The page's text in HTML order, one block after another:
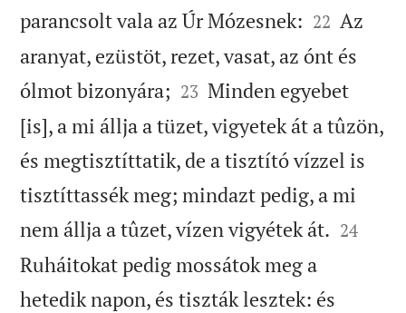
parancsolt vala az Úr Mózesnek: 

22 Az
aranyat, ezüstöt, rezet, vasat, az ónt és
ólmot bizonyára; 

23 Minden egyebet
[is], a mi állja a tüzet, vigyetek át a tûzön,
és megtisztíttatik, de a tisztító vízzel is
tisztíttassék meg; mindazt pedig, a mi
nem állja a tûzet, vízen vigyétek át. 

24
Ruháitokat pedig mossátok meg a
hetedik napon, és tiszták lesztek: és